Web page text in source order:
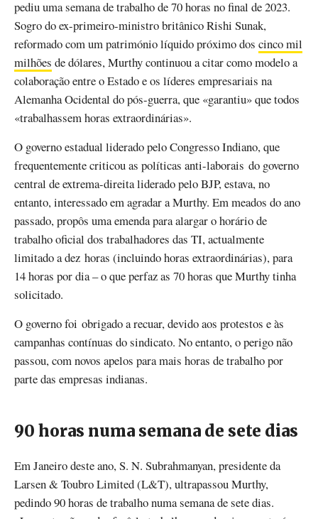
pediu uma semana de trabalho de 70 horas no final de 2023.
Sogro do ex-primeiro-ministro britânico Rishi Sunak,
reformado com um património líquido próximo dos cinco mil
milhões de dólares, Murthy continuou a citar como modelo a
colaboração entre o Estado e os líderes empresariais na
Alemanha Ocidental do pós-guerra, que «garantiu» que todos
«trabalhassem horas extraordinárias».
O governo estadual liderado pelo Congresso Indiano, que
frequentemente criticou as políticas anti-laborais do governo
central de extrema-direita liderado pelo BJP, estava, no
entanto, interessado em agradar a Murthy. Em meados do ano
passado, propôs uma emenda para alargar o horário de
trabalho oficial dos trabalhadores das TI, actualmente
limitado a dez horas (incluindo horas extraordinárias), para
14 horas por dia – o que perfaz as 70 horas que Murthy tinha
solicitado.
O governo foi obrigado a recuar, devido aos protestos e às
campanhas contínuas do sindicato. No entanto, o perigo não
passou, com novos apelos para mais horas de trabalho por
parte das empresas indianas.
90 horas numa semana de sete dias
Em Janeiro deste ano, S. N. Subrahmanyan, presidente da
Larsen & Toubro Limited (L&T), ultrapassou Murthy,
pedindo 90 horas de trabalho numa semana de sete dias.